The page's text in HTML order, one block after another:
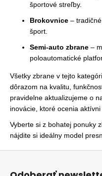
športové streľby.
Brokovnice –
šport.
Semi-auto zbrane –
poloautomatické
Všetky zbrane v tejto
dôrazom na kvalitu,
pravidelne aktualizujeme o
inovácie, ktoré ocenia
Vyberte si z bohatej ponuky
nájdite si ideálny model